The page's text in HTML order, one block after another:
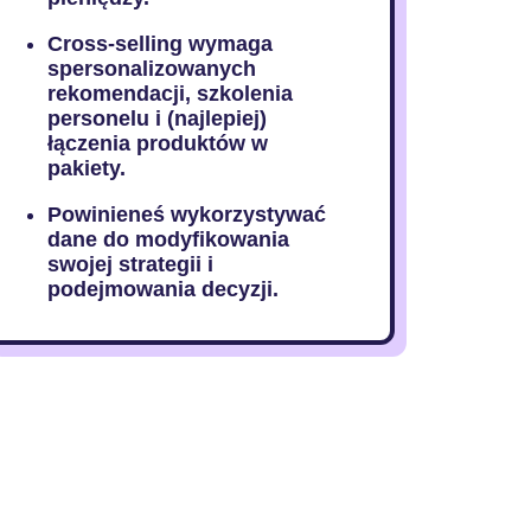
Cross-selling wymaga
spersonalizowanych
rekomendacji, szkolenia
personelu i (najlepiej)
łączenia produktów w
pakiety.
Powinieneś wykorzystywać
dane do modyfikowania
swojej strategii i
podejmowania decyzji.